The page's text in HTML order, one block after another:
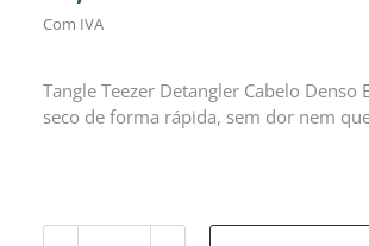
Com IVA
Tangle Teezer Detangler Cabelo
seco de forma rápida, sem dor nem